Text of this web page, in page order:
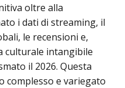
oltre alla
i dati di streaming, il
le recensioni e,
culturale intangibile
il 2026. Questa
complesso e variegato